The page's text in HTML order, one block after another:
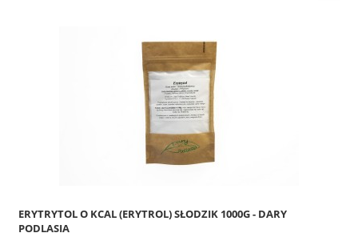
ERYTRYTOL O KCAL (ERYTROL) SŁODZIK 1000G - DARY
PODLASIA